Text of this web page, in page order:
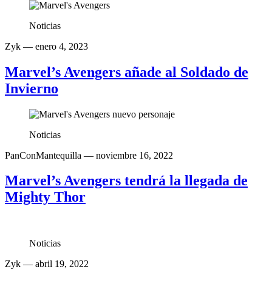
Noticias
Zyk — enero 4, 2023
Marvel’s Avengers añade al Soldado de
Invierno
Noticias
PanConMantequilla — noviembre 16, 2022
Marvel’s Avengers tendrá la llegada de
Mighty Thor
Noticias
Zyk — abril 19, 2022